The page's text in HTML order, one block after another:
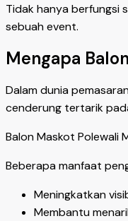
Tidak hanya berfungsi
sebuah event.
Mengapa
Dalam dunia
cenderung tertarik
Balon Maskot Polewali
Beberapa manfaat
Meningkatkan
Membantu